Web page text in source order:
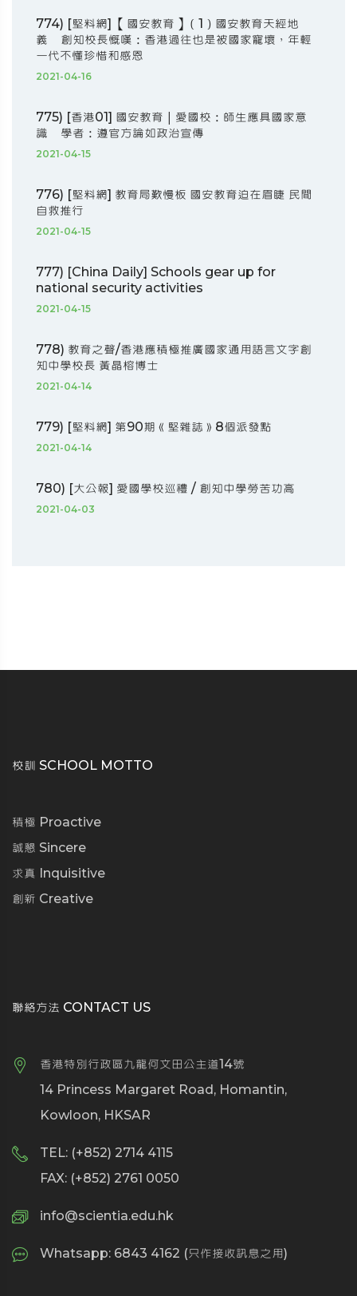
774) [堅料網] 【國安教育】（1）國安教育天經地
義 創知校長慨嘆：香港過往也是被國家寵壞，年輕
一代不懂珍惜和感恩
2021-04-16
775) [香港01] 國安教育｜愛國校：師生應具國家意
識 學者：遵官方論如政治宣傳
2021-04-15
776) [堅料網] 教育局歎慢板 國安教育迫在眉睫 民間
自救推行
2021-04-15
777) [China Daily] Schools gear up for
national security activities
2021-04-15
778) 教育之聲/香港應積極推廣國家通用語言文字創
知中學校長 黃晶榕博士
2021-04-14
779) [堅料網] 第90期《堅雜誌》8個派發點
2021-04-14
780) [大公報] 愛國學校巡禮 / 創知中學勞苦功高
2021-04-03
校訓 SCHOOL MOTTO
積極 Proactive
誠懇 Sincere
求真 Inquisitive
創新 Creative
聯絡方法 CONTACT US
香港特別行政區九龍何文田公主道14號
14 Princess Margaret Road, Homantin,
Kowloon, HKSAR
TEL: (+852) 2714 4115
FAX: (+852) 2761 0050
info@scientia.edu.hk
Whatsapp: 6843 4162 (只作接收訊息之用)